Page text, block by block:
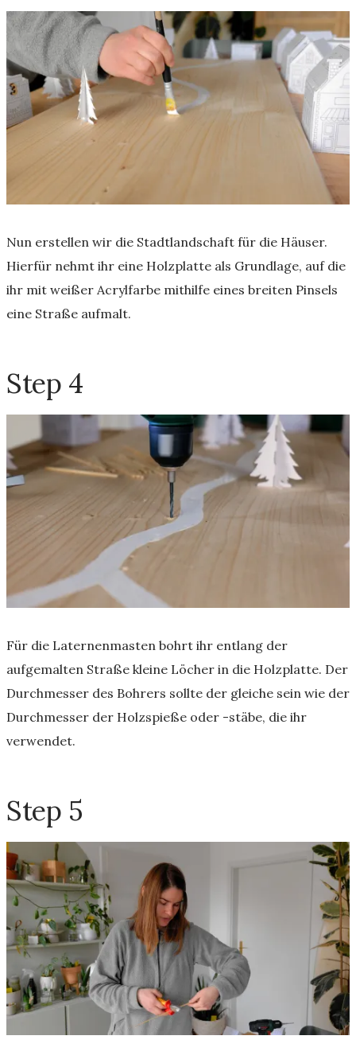
Nun erstellen wir die Stadtlandschaft für die Häuser.
Hierfür nehmt ihr eine Holzplatte als Grundlage, auf die
ihr mit weißer Acrylfarbe mithilfe eines breiten Pinsels
eine Straße aufmalt.
Step 4
Für die Laternenmasten bohrt ihr entlang der
aufgemalten Straße kleine Löcher in die Holzplatte. Der
Durchmesser des Bohrers sollte der gleiche sein wie der
Durchmesser der Holzspieße oder -stäbe, die ihr
verwendet.
Step 5